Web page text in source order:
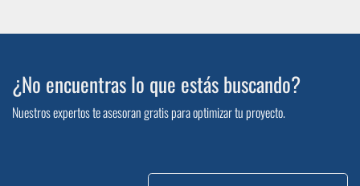
¿No encuentras lo que estás buscando?
Nuestros expertos te asesoran gratis para optimizar tu proyecto.